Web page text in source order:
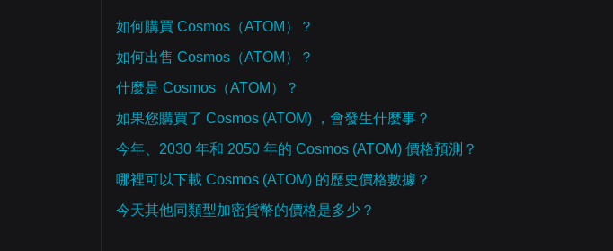
如何購買 Cosmos（ATOM）？
如何出售 Cosmos（ATOM）？
什麼是 Cosmos（ATOM）？
如果您購買了 Cosmos (ATOM) ，會發生什麼事？
今年、2030 年和 2050 年的 Cosmos (ATOM) 價格預測？
哪裡可以下載 Cosmos (ATOM) 的歷史價格數據？
今天其他同類型加密貨幣的價格是多少？